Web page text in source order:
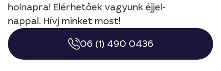
holnapra! Elérhetőek vagyunk éjjel-
nappal. Hívj minket most!
06 (1) 490 0436